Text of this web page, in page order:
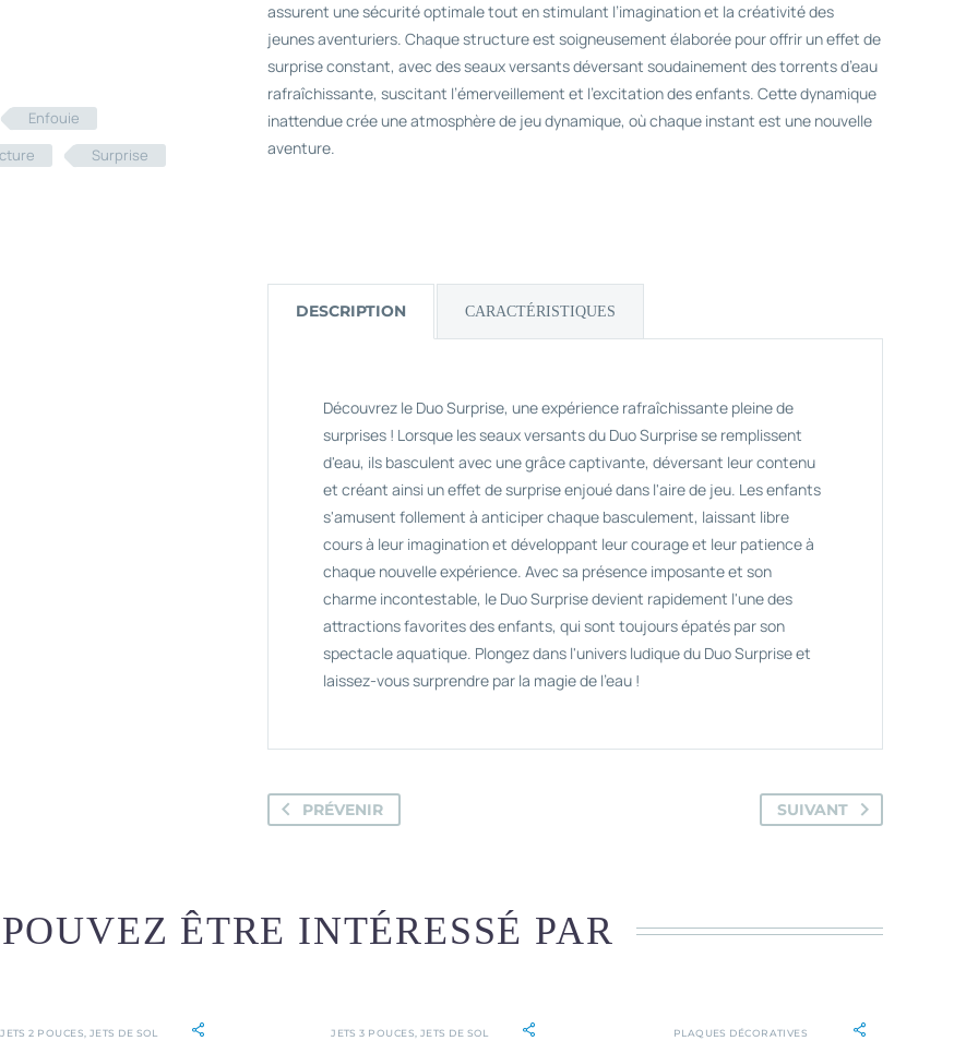
Enfouie
Surprise
assurent une sécurité optimale tout en stimulant l’imagination et la créativité des
jeunes aventuriers. Chaque structure est soigneusement élaborée pour offrir un effet de
surprise constant, avec des seaux versants déversant soudainement des torrents d’eau
rafraîchissante, suscitant l’émerveillement et l’excitation des enfants. Cette dynamique
inattendue crée une atmosphère de jeu dynamique, où chaque instant est une nouvelle
aventure.
DESCRIPTION CARACTÉRISTIQUES
Découvrez le Duo Surprise, une expérience rafraîchissante pleine de
surprises ! Lorsque les seaux versants du Duo Surprise se remplissent
d'eau, ils basculent avec une grâce captivante, déversant leur contenu
et créant ainsi un effet de surprise enjoué dans l'aire de jeu. Les enfants
s'amusent follement à anticiper chaque basculement, laissant libre
cours à leur imagination et développant leur courage et leur patience à
chaque nouvelle expérience. Avec sa présence imposante et son
charme incontestable, le Duo Surprise devient rapidement l'une des
attractions favorites des enfants, qui sont toujours épatés par son
spectacle aquatique. Plongez dans l'univers ludique du Duo Surprise et
laissez-vous surprendre par la magie de l'eau !
PRÉVENIR SUIVANT
ÊTRE INTÉRESSÉ PAR
JETS 2 POUCES JETS DE SOL JETS 3 POUCES JETS DE SOL PLAQUES DÉCORATIVES